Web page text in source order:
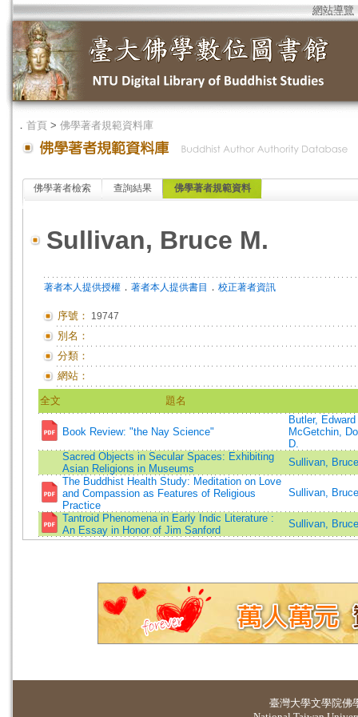
網站導覽
． 首頁 > 佛學著者規範資料庫
佛學著者檢索 查詢結果 佛學著者規範資料
Sullivan, Bruce M.
著者本人提供授權 ． 著者本人提供書目 ． 校正著者資訊
序號： 19747
別名：
分類：
網站：
全文 題名
Book Review: "the Nay Science"
Butler, Edward
McGetchin,
D.
Sacred Objects in Secular Spaces: Exhibiting
Asian Religions in Museums
Sullivan,
The Buddhist Health Study: Meditation on Love
and Compassion as Features of Religious
Practice
Sullivan,
Tantroid Phenomena in Early Indic Literature :
An Essay in Honor of Jim Sanford
Sullivan,
臺灣大學文學院佛